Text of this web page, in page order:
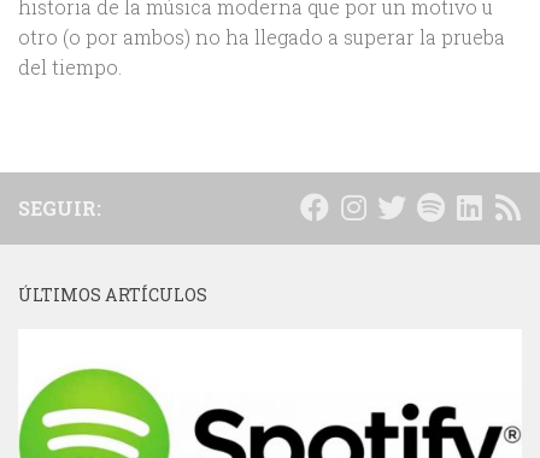
historia de la música moderna que por un motivo u
otro (o por ambos) no ha llegado a superar la prueba
del tiempo.
SEGUIR:
ÚLTIMOS ARTÍCULOS